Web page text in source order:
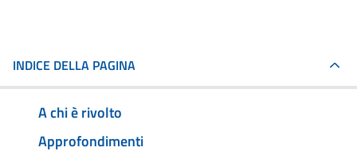
INDICE DELLA PAGINA
A chi è rivolto
Approfondimenti